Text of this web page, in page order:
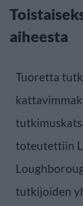
aiheesta
Tuoretta
toteutettiin
tutkijoiden